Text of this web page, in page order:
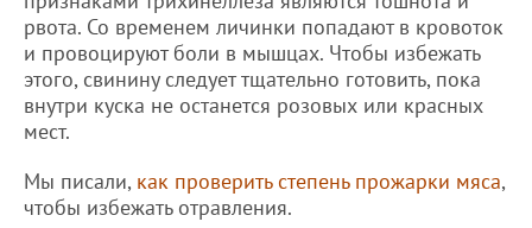
рвота. Со временем личинки попадают в кровоток
и провоцируют боли в мышцах. Чтобы избежать
этого, свинину следует тщательно готовить, пока
внутри куска не останется розовых или красных
мест.
Мы писали, как проверить степень прожарки мяса,
чтобы избежать отравления.